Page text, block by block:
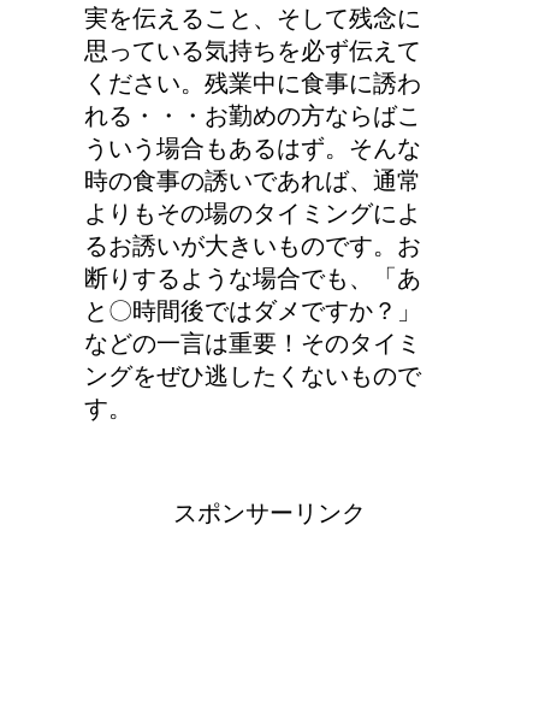
実を伝えること、そして残念に
思っている気持ちを必ず伝えて
ください。残業中に食事に誘わ
れる・・・お勤めの方ならばこ
ういう場合もあるはず。そんな
時の食事の誘いであれば、通常
よりもその場のタイミングによ
るお誘いが大きいものです。お
断りするような場合でも、「あ
と〇時間後ではダメですか？」
などの一言は重要！そのタイミ
ングをぜひ逃したくないもので
す。
スポンサーリンク